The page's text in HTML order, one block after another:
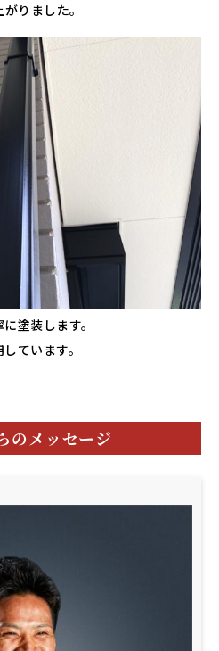
りました。
塗装します。
ています。
のメッセージ